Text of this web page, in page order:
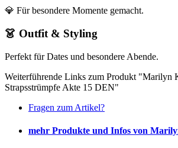
💎 Für besondere Momente gemacht.
👗 Outfit & Styling
Perfekt für Dates und besondere Abende.
Weiterführende Links zum Produkt "Marilyn
Strapsstrümpfe Akte 15 DEN"
Fragen zum Artikel?
mehr Produkte und Infos von